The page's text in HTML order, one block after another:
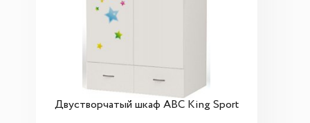
Двустворчатый шкаф ABC King Sport